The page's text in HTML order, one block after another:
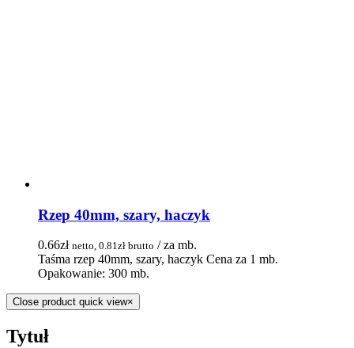
Rzep 40mm, szary, haczyk
0.66zł netto, 0.81zł brutto / za mb.
Taśma rzep 40mm, szary, haczyk Cena za 1 mb.
Opakowanie: 300 mb.
Close product quick view×
Tytuł